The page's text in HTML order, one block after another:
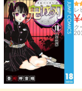
レ
¥
ク